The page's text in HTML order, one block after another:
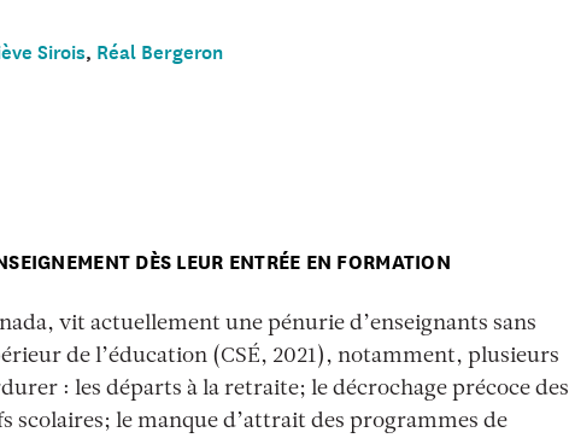
Sirois, Réal Bergeron
DÈS LEUR ENTRÉE EN FORMATION
vit actuellement une pénurie d’enseignants sans
de l’éducation (CSÉ, 2021), notamment, plusieurs
: les départs à la retraite; le décrochage précoce des
scolaires; le manque d’attrait des programmes de